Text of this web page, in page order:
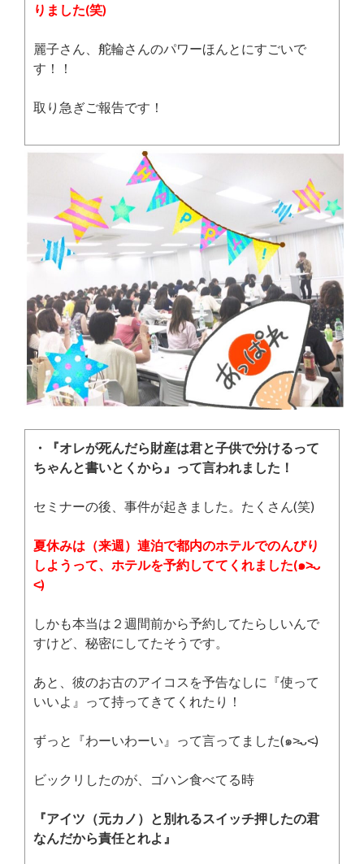
りました(笑)
麗子さん、舵輪さんのパワーほんとにすごいで
す！！
取り急ぎご報告です！
・『オレが死んだら財産は君と子供で分けるって
ちゃんと書いとくから』 って言われました！
セミナーの後、事件が起きました。たくさん(笑)
夏休みは（来週）連泊で都内のホテルでのんびり
しようって、ホテルを予約しててくれました(๑˃̵ᴗ
˂̵)
しかも本当は２週間前から予約してたらしいんで
すけど、秘密にしてたそうです。
あと、彼のお古のアイコスを予告なしに『使って
いいよ』って持ってきてくれたり！
ずっと『わーいわーい』って言ってました(๑˃̵ᴗ˂̵)
ビックリしたのが、ゴハン食べてる時
『アイツ（元カノ）と別れるスイッチ押したの君
なんだから責任とれよ』